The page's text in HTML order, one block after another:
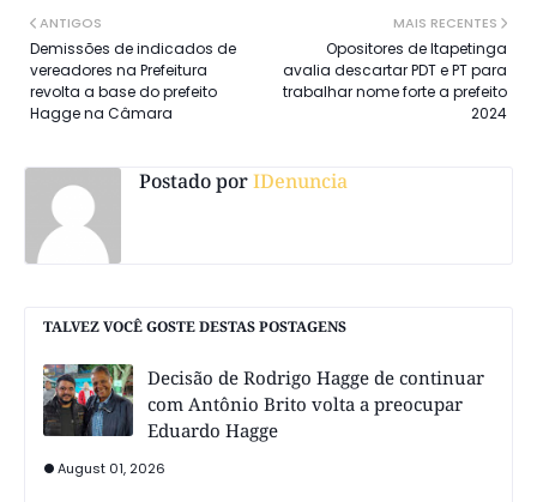
MAIS RECENTES
Opositores de Itapetinga
avalia descartar PDT e PT para
trabalhar nome forte a prefeito
2024
ANTIGOS
Demissões de indicados de
vereadores na Prefeitura
revolta a base do prefeito
Hagge na Câmara
Postado porIDenuncia
TALVEZ VOCÊ GOSTE DESTAS POSTAGENS
Decisão de Rodrigo Hagge de continuar
com Antônio Brito volta a preocupar
Eduardo Hagge
August 01, 2026